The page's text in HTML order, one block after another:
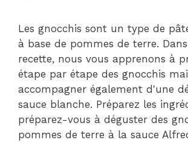
Les gnocchis sont un type de
à base de pommes de terre.
recette, nous vous apprenons à
étape par étape des gnocchis
accompagner également d'une
sauce blanche. Préparez les
préparez-vous à déguster des
pommes de terre à la sauce